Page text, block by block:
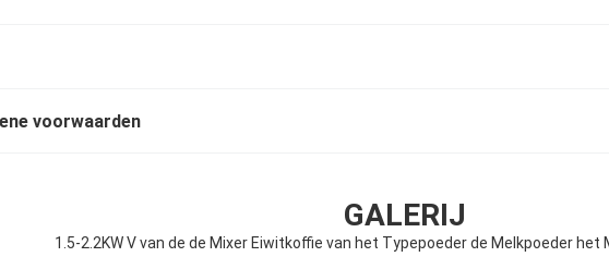
voorwaarden
GALERIJ
1.5-2.2KW V van de de Mixer Eiwitkoffie van het Typepoeder de Melkpoeder het